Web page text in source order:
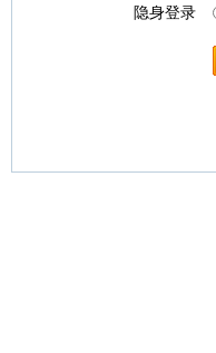
隐身登录